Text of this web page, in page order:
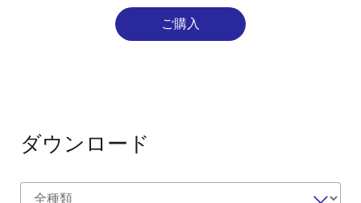
ご購入
ダウンロード